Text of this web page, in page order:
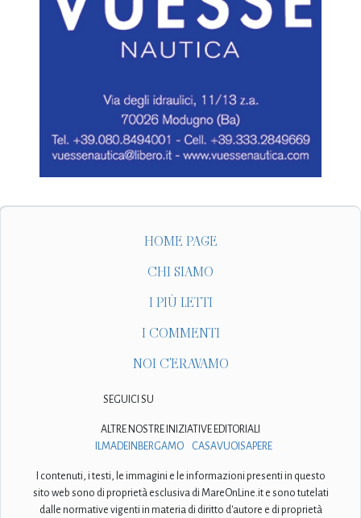
HOME PAGE
CHI SIAMO
I PIÙ LETTI
I COMMENTI
NOI C'ERAVAMO
SEGUICI SU
ALTRE NOSTRE INIZIATIVE EDITORIALI
ILMADEINBERGAMO
CASAVUOISAPERE
I contenuti, i testi, le immagini e le informazioni presenti in questo
sito web sono di proprietà esclusiva di MareOnLine.it e sono tutelati
dalle normative vigenti in materia di diritto d'autore e di proprietà